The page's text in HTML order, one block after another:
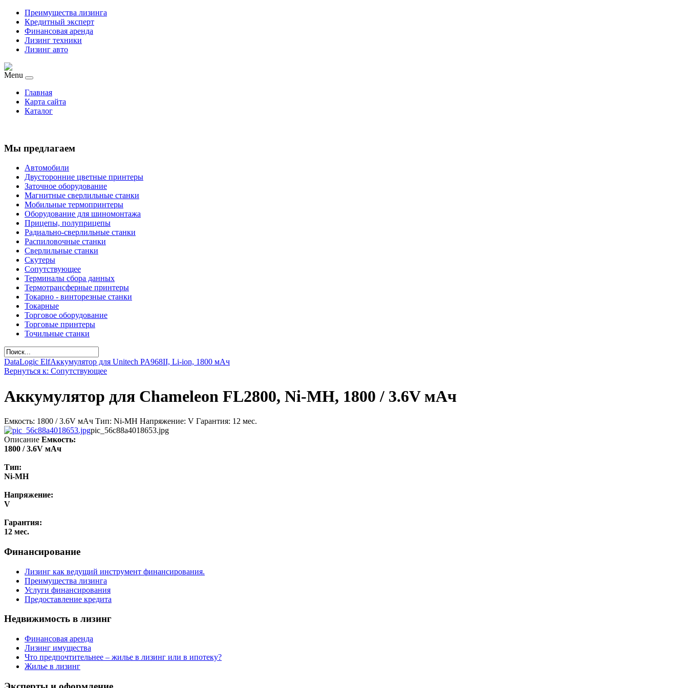
Преимущества лизинга
Кредитный эксперт
Финансовая аренда
Лизинг техники
Лизинг авто
Menu
Главная
Карта сайта
Каталог
Мы предлагаем
Автомобили
Двусторонние цветные принтеры
Заточное оборудование
Магнитные сверлильные станки
Мобильные термопринтеры
Оборудование для шиномонтажа
Прицепы, полуприцепы
Радиально-сверлильные станки
Распиловочные станки
Сверлильные станки
Скутеры
Сопутствующее
Терминалы сбора данных
Термотрансферные принтеры
Токарно - винторезные станки
Токарные
Торговое оборудование
Торговые принтеры
Точильные станки
DataLogic ElfАккумулятор для Unitech PA968II, Li-ion, 1800 мАч
Вернуться к: Сопутствующее
Аккумулятор для Chameleon FL2800, Ni-MH, 1800 / 3.6V мАч
Емкость: 1800 / 3.6V мАч Тип: Ni-MH Напряжение: V Гарантия: 12 мес.
pic_56c88a4018653.jpg
Описание Емкость:
1800 / 3.6V мАч
Тип:
Ni-MH
Напряжение:
V
Гарантия:
12 мес.
Финансирование
Лизинг как ведущий инструмент финансирования.
Преимущества лизинга
Услуги финансирования
Предоставление кредита
Недвижимость в лизинг
Финансовая аренда
Лизинг имущества
Что предпочтительнее – жилье в лизинг или в ипотеку?
Жилье в лизинг